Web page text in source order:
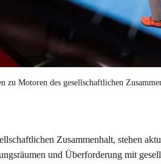
zu Motoren des gesellschaftlichen
Zusammenhalt, stehen
und Überforderung mit